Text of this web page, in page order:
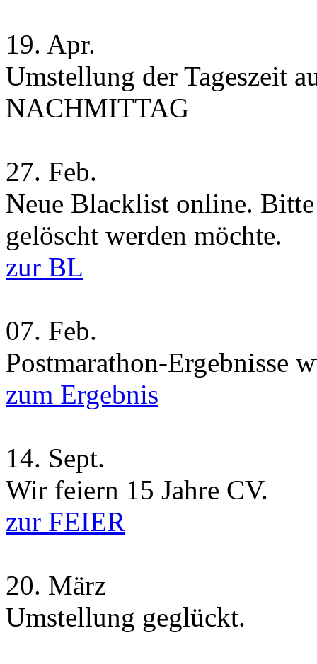
19. Apr.
Umstellung der Tageszeit
NACHMITTAG
27. Feb.
Neue Blacklist online.
gelöscht werden möchte.
zur BL
07. Feb.
Postmarathon-Ergebnisse
zum Ergebnis
14. Sept.
Wir feiern 15 Jahre CV.
zur FEIER
20. März
Umstellung geglückt.